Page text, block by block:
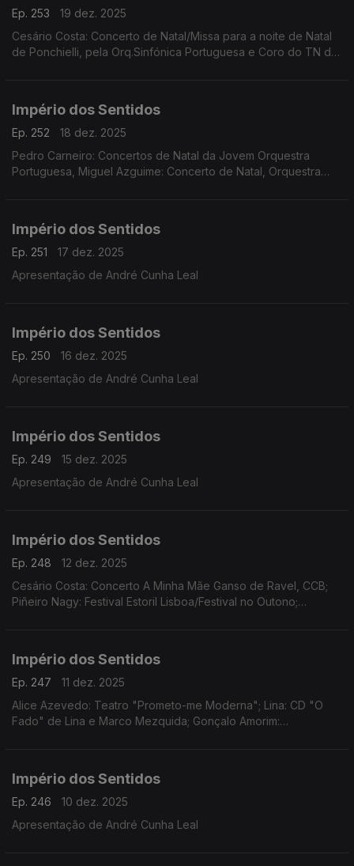
Ep. 253
19 dez. 2025
Cesário Costa: Concerto de Natal/Missa para a noite de Natal
de Ponchielli, pela Orq.Sinfónica Portuguesa e Coro do TN de
Império dos Sentidos
Ep. 252
18 dez. 2025
Pedro Carneiro: Concertos de Natal da Jovem Orquestra
Portuguesa, Miguel Azguime: Concerto de Natal, Orquestra
Império dos Sentidos
Ep. 251
17 dez. 2025
Apresentação de André Cunha Leal
Império dos Sentidos
Ep. 250
16 dez. 2025
Apresentação de André Cunha Leal
Império dos Sentidos
Ep. 249
15 dez. 2025
Apresentação de André Cunha Leal
Império dos Sentidos
Ep. 248
12 dez. 2025
Cesário Costa: Concerto A Minha Mãe Ganso de Ravel, CCB;
Piñeiro Nagy: Festival Estoril Lisboa/Festival no Outono;
Império dos Sentidos
Ep. 247
11 dez. 2025
Alice Azevedo: Teatro "Prometo-me Moderna"; Lina: CD "O
Fado" de Lina e Marco Mezquida; Gonçalo Amorim:
Império dos Sentidos
Ep. 246
10 dez. 2025
Apresentação de André Cunha Leal